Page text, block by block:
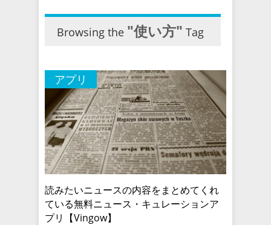
Browsing the "使い方" Tag
アプリ
読みたいニュースの内容をまとめてくれ
ている無料ニュース・キュレーションア
プリ【Vingow】